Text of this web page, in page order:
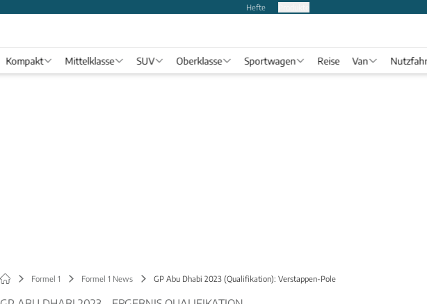
Hefte
Kompakt Mittelklasse SUV Oberklasse Sportwagen Reise Van
Formel 1 Formel 1 News GP Abu Dhabi 2023 (Qualifikation): Verstappen-Pole